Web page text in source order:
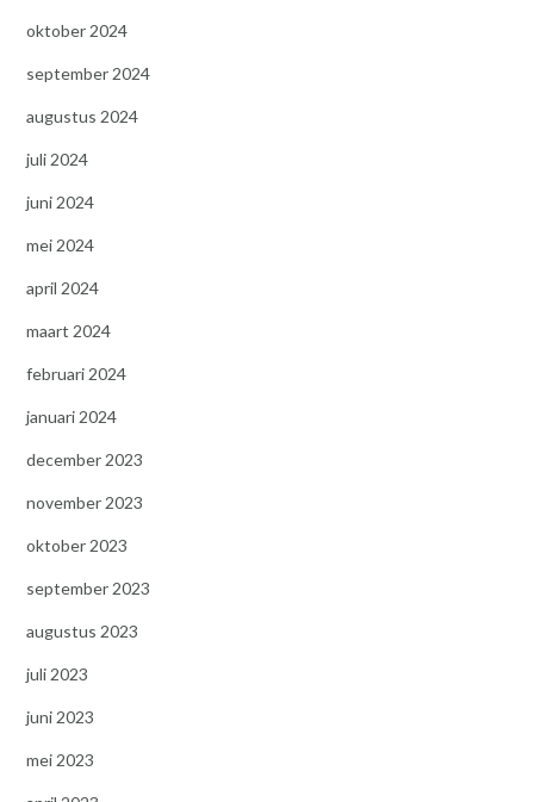
oktober 2024
september 2024
augustus 2024
juli 2024
juni 2024
mei 2024
april 2024
maart 2024
februari 2024
januari 2024
december 2023
november 2023
oktober 2023
september 2023
augustus 2023
juli 2023
juni 2023
mei 2023